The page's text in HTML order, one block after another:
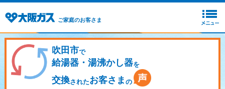
ご家庭のお客さま
吹田市で
給湯器・湯沸かし器を
交換されたお客さま の